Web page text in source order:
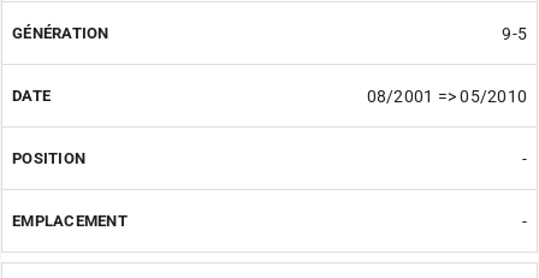
9-5
08/2001 => 05/2010
-
-